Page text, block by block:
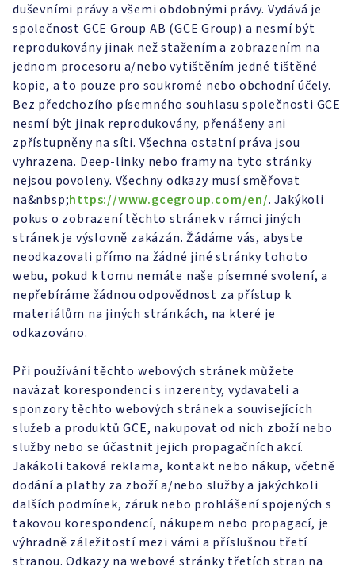
duševními právy a všemi obdobnými právy. Vydává je
společnost GCE Group AB (GCE Group) a nesmí být
reprodukovány jinak než stažením a zobrazením na
jednom procesoru a/nebo vytištěním jedné tištěné
kopie, a to pouze pro soukromé nebo obchodní účely.
Bez předchozího písemného souhlasu společnosti GCE
nesmí být jinak reprodukovány, přenášeny ani
zpřístupněny na síti. Všechna ostatní práva jsou
vyhrazena. Deep-linky nebo framy na tyto stránky
nejsou povoleny. Všechny odkazy musí směřovat
na&nbsp;https://www.gcegroup.com/en/. Jakýkoli
pokus o zobrazení těchto stránek v rámci jiných
stránek je výslovně zakázán. Žádáme vás, abyste
neodkazovali přímo na žádné jiné stránky tohoto
webu, pokud k tomu nemáte naše písemné svolení, a
nepřebíráme žádnou odpovědnost za přístup k
materiálům na jiných stránkách, na které je
odkazováno.
Při používání těchto webových stránek můžete
navázat korespondenci s inzerenty, vydavateli a
sponzory těchto webových stránek a souvisejících
služeb a produktů GCE, nakupovat od nich zboží nebo
služby nebo se účastnit jejich propagačních akcí.
Jakákoli taková reklama, kontakt nebo nákup, včetně
dodání a platby za zboží a/nebo služby a jakýchkoli
dalších podmínek, záruk nebo prohlášení spojených s
takovou korespondencí, nákupem nebo propagací, je
výhradně záležitostí mezi vámi a příslušnou třetí
stranou. Odkazy na webové stránky třetích stran na